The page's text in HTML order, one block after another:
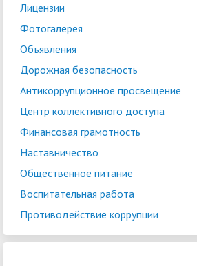
Лицензии
Фотогалерея
Объявления
Дорожная безопасность
Антикоррупционное просвещение
Центр коллективного доступа
Финансовая грамотность
Наставничество
Общественное питание
Воспитательная работа
Противодействие коррупции